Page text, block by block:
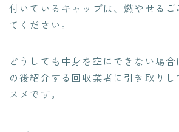
付いているキャップは、燃やせるご
てください。
どうしても中身を空にできない場
の後紹介する回収業者に引き取り
スメです。